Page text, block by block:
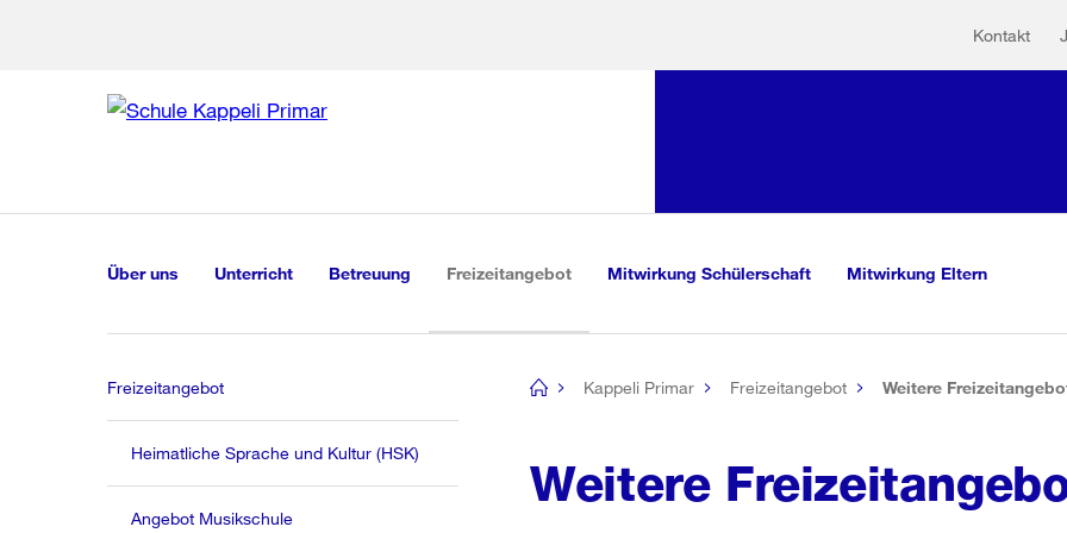
Kontakt
Navigation
Über uns Unterricht Betreuung Freizeitangebot(aktiv)Mitwirkung Schülerschaft Mitwirkung Eltern
[no
Kappeli Primar Freizeitangebot Weitere
Weitere
Freizeitangebot
Heimatliche Sprache und Kultur (HSK)
Angebot Musikschule